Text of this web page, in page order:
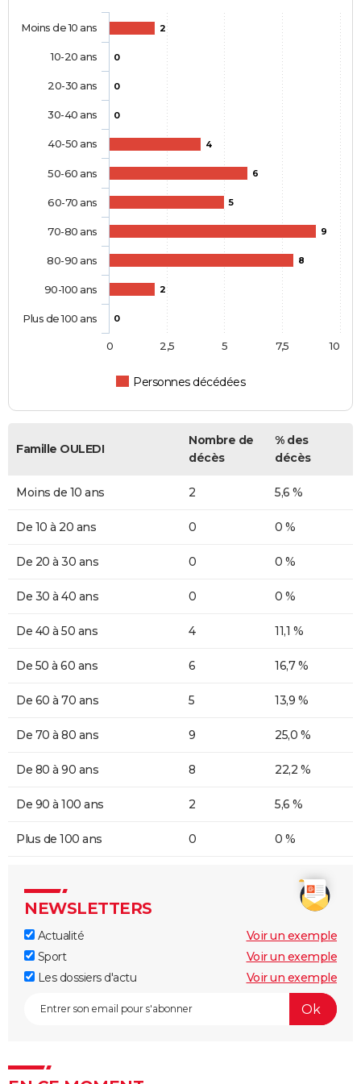
2
0
0
0
4
6
5
9
8
2
0
Personnes décédées
Moins de 10 ans
10-20 ans
20-30 ans
30-40 ans
40-50 ans
50-60 ans
60-70 ans
70-80 ans
80-90 ans
90-100 ans
Plus de 100 ans
0 10
2,5 5 7,5
Famille OULEDI
Nombre de
décès
% des
décès
Moins de 10 ans 2 5,6 %
De 10 à 20 ans 0 0 %
De 20 à 30 ans 0 0 %
De 30 à 40 ans 0 0 %
De 40 à 50 ans 4 11,1 %
De 50 à 60 ans 6 16,7 %
De 60 à 70 ans 5 13,9 %
De 70 à 80 ans 9 25,0 %
De 80 à 90 ans 8 22,2 %
De 90 à 100 ans 2 5,6 %
Plus de 100 ans 0 0 %
NEWSLETTERS
Actualité
Voir un exemple
Sport
Voir un exemple
Les dossiers d'actu
Voir un exemple